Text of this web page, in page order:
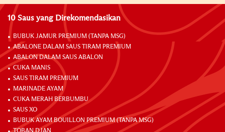
10 Saus yang Direkomendasikan
BUBUK JAMUR PREMIUM (TANPA MSG)
ABALONE DALAM SAUS TIRAM PREMIUM
ABALON DALAM SAUS ABALON
CUKA MANIS
SAUS TIRAM PREMIUM
MARINADE AYAM
CUKA MERAH BERBUMBU
SAUS XO
BUBUK AYAM BOUILLON PREMIUM (TANPA MSG)